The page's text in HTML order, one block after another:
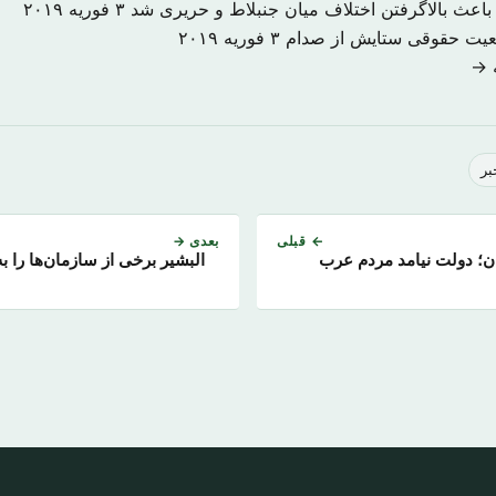
بالاگرفتن اختلاف میان جنبلاط و حریری شد ۳ فوریه ۲۰۱۹
حقوقی ستایش از صدام ۳ فوریه ۲۰۱۹
→
← قبلی
دولت نیامد مردم عرب
بعدی →
​البشیر برخی از سازمان‌ها را